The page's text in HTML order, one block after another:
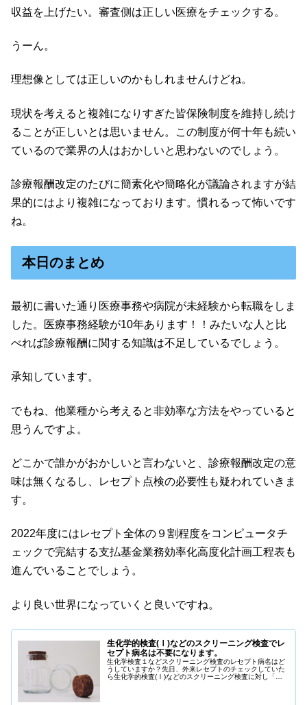
収益を上げたい。審査側は正しい医療をチェックする。
うーん。
理想像としては正しいのかもしれませんけどね。
現状を考えると複雑になりすぎた皆保険制度を維持し続け
ることが正しいとは思いません。この制度が何十年も続い
ているので業界の人はおかしいと思わないのでしょう。
診療報酬改定のたびに簡素化や簡略化が議論されますが結
果的にはより複雑になっております。慣れるって怖いです
ね。
本日のまとめ
最初に書いた通り医療事務や病院が未経験から転職をしま
した。医療事務経験が10年あります！！みたいな人と比
べれば診療報酬に関する知識は不足しているでしょう。
承知しています。
でもね、他業種から考えると非効率な方法をやっていると
思うんですよ。
どこかで誰かがおかしいと言わないと、診療報酬改定の意
味は無くなるし、レセプト点検の必要性も疑われていきま
す。
2022年度にはレセプト全体の９割程度をコンピュータチ
ェックで完結する支払基金業務効率化高度化計画工程表も
進んでいることでしょう。
より良い世界になっていくと良いですね。
生化学的検査(Ⅰ)などのスクリーニング検査でレ
セプト病名は不要になります。
生化学検査１などスクリーニング検査のレセプト病名はど
うしていますか？先日、外来レセプトのチェックしていた
ら生化学的検査(Ⅰ)などのスクリーニング検査に対し「肝